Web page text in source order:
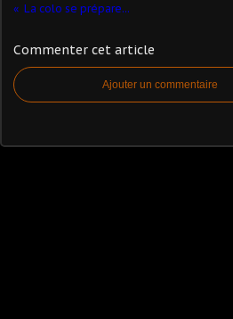
La colo se prépare...
Commenter cet article
Ajouter un commentaire